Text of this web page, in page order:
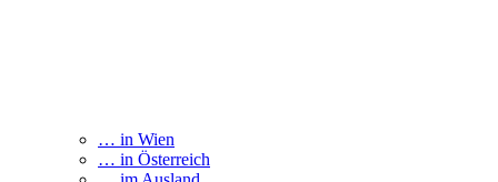
… in Wien
… in Österreich